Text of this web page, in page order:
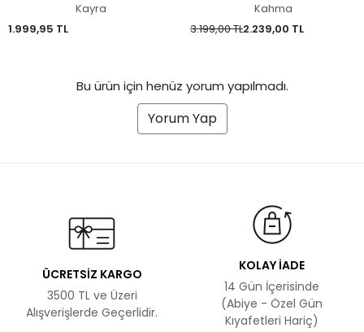
Kayra
1.999,95 TL
Kahma
3.199,00 TL2.239,00 TL
Bu ürün için henüz yorum yapılmadı.
Yorum Yap
ÜCRETSİZ KARGO
3500 TL ve Üzeri
Alışverişlerde Geçerlidir.
KOLAY İADE
14 Gün İçerisinde
(Abiye - Özel Gün
Kıyafetleri Hariç)